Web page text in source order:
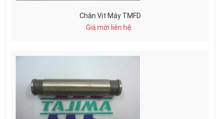
Chân Vịt Máy TMFD
Giá mời liên hệ